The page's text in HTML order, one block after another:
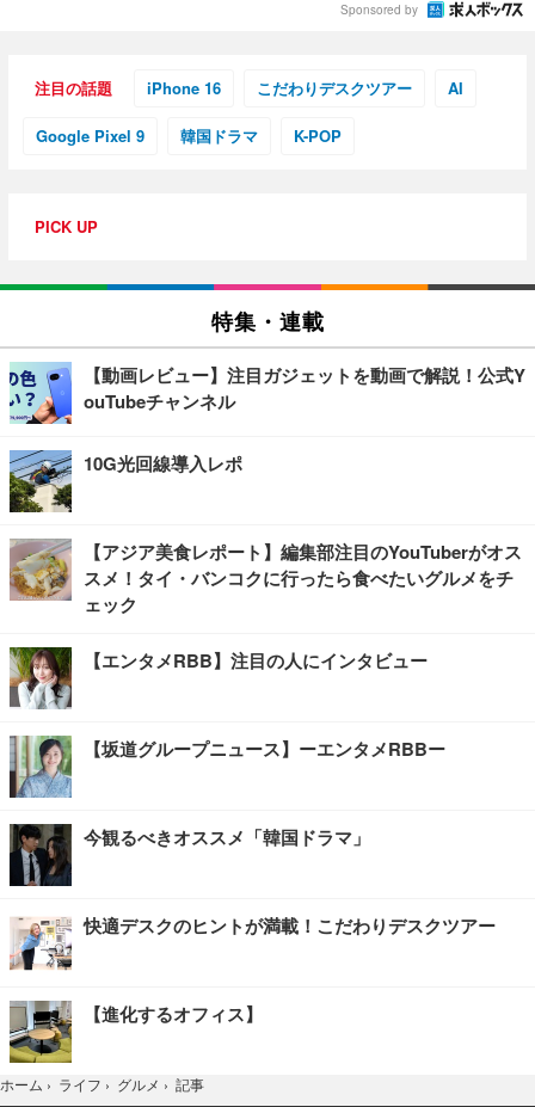
Sponsored by
注目の話題 iPhone 16 こだわりデスクツアー AI
Google Pixel 9 韓国ドラマ K-POP
PICK UP
特集・連載
【動画レビュー】注目ガジェットを動画で解説！公式Y
ouTubeチャンネル
10G光回線導入レポ
【アジア美食レポート】編集部注目のYouTuberがオス
スメ！タイ・バンコクに行ったら食べたいグルメをチ
ェック
【エンタメRBB】注目の人にインタビュー
【坂道グループニュース】ーエンタメRBBー
今観るべきオススメ「韓国ドラマ」
快適デスクのヒントが満載！こだわりデスクツアー
【進化するオフィス】
ホーム › ライフ › グルメ › 記事